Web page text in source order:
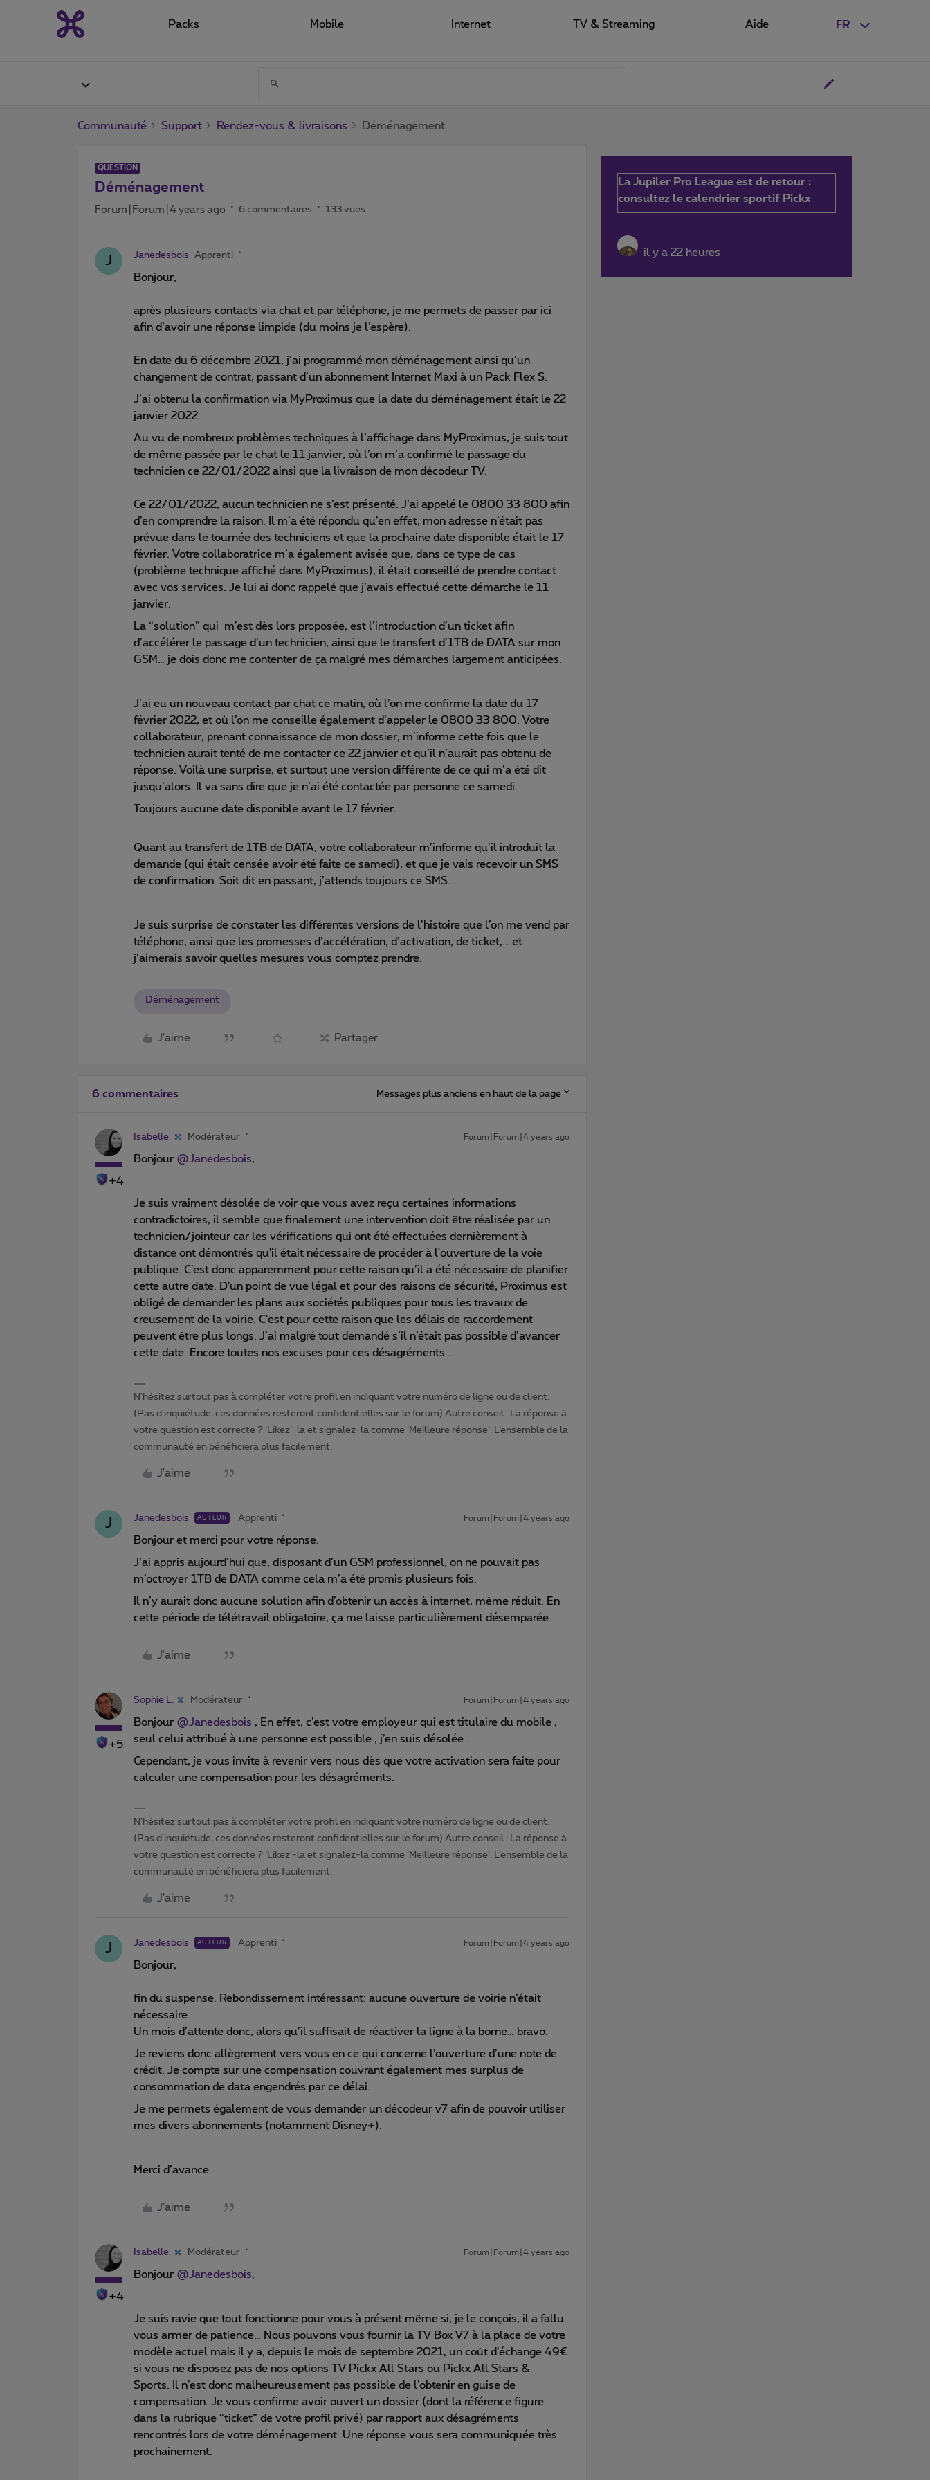
FR
Packs Mobile Internet TV & Streaming Aide
Communauté Support Rendez-vous & livraisons Déménagement
QUESTION
Déménagement
Forum|Forum|4 years ago 6 commentaires 133 vues
J Janedesbois Apprenti
Bonjour,
après plusieurs contacts via chat et par téléphone, je me permets de passer par ici
afin d’avoir une réponse limpide (du moins je l’espère).
En date du 6 décembre 2021, j’ai programmé mon déménagement ainsi qu’un
changement de contrat, passant d’un abonnement Internet Maxi à un Pack Flex S.
J’ai obtenu la confirmation via MyProximus que la date du déménagement était le 22
janvier 2022.
Au vu de nombreux problèmes techniques à l’affichage dans MyProximus, je suis tout
de même passée par le chat le 11 janvier, où l’on m’a confirmé le passage du
technicien ce 22/01/2022 ainsi que la livraison de mon décodeur TV.
Ce 22/01/2022, aucun technicien ne s’est présenté. J’ai appelé le 0800 33 800 afin
d’en comprendre la raison. Il m’a été répondu qu’en effet, mon adresse n’était pas
prévue dans le tournée des techniciens et que la prochaine date disponible était le 17
février. Votre collaboratrice m’a également avisée que, dans ce type de cas
(problème technique affiché dans MyProximus), il était conseillé de prendre contact
avec vos services. Je lui ai donc rappelé que j’avais effectué cette démarche le 11
janvier.
La “solution” qui m’est dès lors proposée, est l’introduction d’un ticket afin
d’accélérer le passage d’un technicien, ainsi que le transfert d’1TB de DATA sur mon
GSM… je dois donc me contenter de ça malgré mes démarches largement anticipées.
J’ai eu un nouveau contact par chat ce matin, où l’on me confirme la date du 17
février 2022, et où l’on me conseille également d’appeler le 0800 33 800. Votre
collaborateur, prenant connaissance de mon dossier, m’informe cette fois que le
technicien aurait tenté de me contacter ce 22 janvier et qu’il n’aurait pas obtenu de
réponse. Voilà une surprise, et surtout une version différente de ce qui m’a été dit
jusqu’alors. Il va sans dire que je n’ai été contactée par personne ce samedi.
Toujours aucune date disponible avant le 17 février.
Quant au transfert de 1TB de DATA, votre collaborateur m’informe qu’il introduit la
demande (qui était censée avoir été faite ce samedi), et que je vais recevoir un SMS
de confirmation. Soit dit en passant, j’attends toujours ce SMS.
Je suis surprise de constater les différentes versions de l’histoire que l’on me vend par
téléphone, ainsi que les promesses d’accélération, d’activation, de ticket,… et
j’aimerais savoir quelles mesures vous comptez prendre.
Déménagement
J'aime Partager
6 commentaires Messages plus anciens en haut de la page
+4
Isabelle. Modérateur Forum|Forum|4 years ago
Bonjour @Janedesbois,
Je suis vraiment désolée de voir que vous avez reçu certaines informations
contradictoires, il semble que finalement une intervention doit être réalisée par un
technicien/jointeur car les vérifications qui ont été effectuées dernièrement à
distance ont démontrés qu'il était nécessaire de procéder à l'ouverture de la voie
publique. C’est donc apparemment pour cette raison qu’il a été nécessaire de planifier
cette autre date. D'un point de vue légal et pour des raisons de sécurité, Proximus est
obligé de demander les plans aux sociétés publiques pour tous les travaux de
creusement de la voirie. C'est pour cette raison que les délais de raccordement
peuvent être plus longs. J’ai malgré tout demandé s’il n’était pas possible d’avancer
cette date. Encore toutes nos excuses pour ces désagréments...
N'hésitez surtout pas à compléter votre profil en indiquant votre numéro de ligne ou de client.
(Pas d'inquiétude, ces données resteront confidentielles sur le forum) Autre conseil : La réponse à
votre question est correcte ? ‘Likez’-la et signalez-la comme ‘Meilleure réponse’. L’ensemble de la
communauté en bénéficiera plus facilement.
J'aime
J Janedesbois AUTEUR Apprenti Forum|Forum|4 years ago
Bonjour et merci pour votre réponse.
J’ai appris aujourd’hui que, disposant d’un GSM professionnel, on ne pouvait pas
m’octroyer 1TB de DATA comme cela m’a été promis plusieurs fois.
Il n’y aurait donc aucune solution afin d’obtenir un accès à internet, même réduit. En
cette période de télétravail obligatoire, ça me laisse particulièrement désemparée.
J'aime
+5
Sophie L. Modérateur Forum|Forum|4 years ago
Bonjour @Janedesbois , En effet, c’est votre employeur qui est titulaire du mobile ,
seul celui attribué à une personne est possible , j’en suis désolée .
Cependant, je vous invite à revenir vers nous dès que votre activation sera faite pour
calculer une compensation pour les désagréments.
N'hésitez surtout pas à compléter votre profil en indiquant votre numéro de ligne ou de client.
(Pas d'inquiétude, ces données resteront confidentielles sur le forum) Autre conseil : La réponse à
votre question est correcte ? ‘Likez’-la et signalez-la comme ‘Meilleure réponse’. L’ensemble de la
communauté en bénéficiera plus facilement.
J'aime
J Janedesbois AUTEUR Apprenti Forum|Forum|4 years ago
Bonjour,
fin du suspense. Rebondissement intéressant: aucune ouverture de voirie n’était
nécessaire.
Un mois d’attente donc, alors qu’il suffisait de réactiver la ligne à la borne… bravo.
Je reviens donc allègrement vers vous en ce qui concerne l’ouverture d’une note de
crédit. Je compte sur une compensation couvrant également mes surplus de
consommation de data engendrés par ce délai.
Je me permets également de vous demander un décodeur v7 afin de pouvoir utiliser
mes divers abonnements (notamment Disney+).
Merci d’avance.
J'aime
+4
Isabelle. Modérateur Forum|Forum|4 years ago
Bonjour @Janedesbois,
Je suis ravie que tout fonctionne pour vous à présent même si, je le conçois, il a fallu
vous armer de patience… Nous pouvons vous fournir la TV Box V7 à la place de votre
modèle actuel mais il y a, depuis le mois de septembre 2021, un coût d’échange 49€
si vous ne disposez pas de nos options TV Pickx All Stars ou Pickx All Stars &
Sports.
Il n’est donc malheureusement pas possible de l’obtenir en guise de
compensation. Je vous confirme avoir ouvert un dossier (dont la référence figure
dans la rubrique “ticket” de votre profil privé) par rapport aux désagréments
rencontrés lors de votre déménagement. Une réponse vous sera communiquée très
prochainement.
La Jupiler Pro League est de retour :
consultez le calendrier sportif Pickx
il y a 22 heures